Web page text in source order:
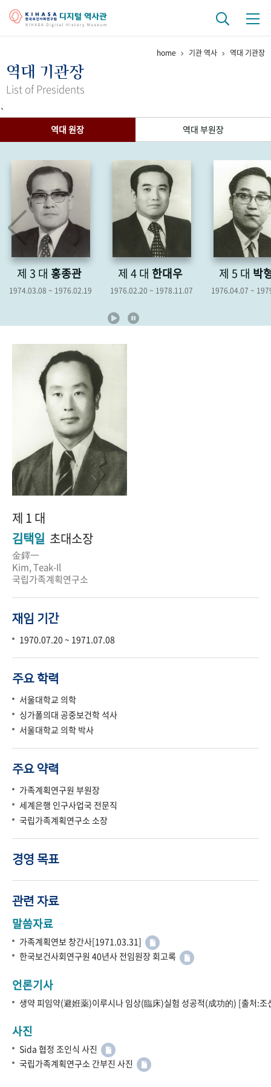
걸어온 길 기관 변천사
연구 역사
정책과 연구 키워드로 보는 연구 역사
연구자들
기록물 아카이브
사진 아카이브 문서 기록물 행정박물 영상 기록물
50+1주년 기념
성과 50선 숫자로 보는 50년 50 +1주년 광장
세계와 함께 한 KIHASA
home 기관 역사 역대 기관장
역대 기관장
List of Presidents
`
역대 원장
역대 부원장
홍종관
~ 1976.02.19
한대우
1976.02.20 ~ 1978.11.07
박형종
1976.04.07 ~ 1979.04.06
제 1 대
김택일 초대소장
金鐸一
Kim, Teak-Il
국립가족계획연구소
재임 기간
1970.07.20 ~ 1971.07.08
주요 학력
서울대학교 의학
싱가폴의대 공중보건학 석사
서울대학교 의학 박사
주요 약력
가족계획연구원 부원장
세계은행 인구사업국 전문직
국립가족계획연구소 소장
경영 목표
관련 자료
말씀자료
가족계획연보 창간사[1971.03.31]
한국보건사회연구원 40년사 전임원장 회고록
언론기사
생약 피임약(避姙薬)이루시나 임상(臨床)실험 성공적(成功的) [출처:
사진
Sida 협정 조인식 사진
국립가족계획연구소 간부진 사진